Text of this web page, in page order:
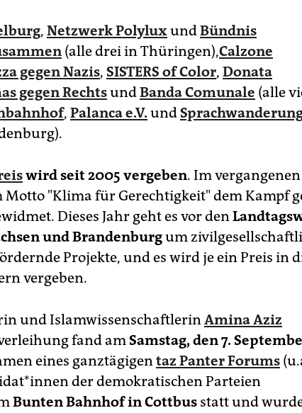
, Netzwerk PolyluxundBündnis
(alle drei in Thüringen),Calzone
gegen Nazis, SISTERS of Color, Donata
gegen RechtsundBanda Comunale (alle
, Palanca e.V. und
wird seit 2005 vergeben. Im
"Klima für Gerechtigkeit" dem Kampf
Dieses Jahr geht es vor den
und Brandenburgum
Projekte, und es wird je ein Preis in
vergeben.
und IslamwissenschaftlerinAmina Aziz
fand amSamstag, den 7.
eines ganztägigentaz Panter Forums
der demokratischen Parteien
Bunten Bahnhof in Cottbus statt und